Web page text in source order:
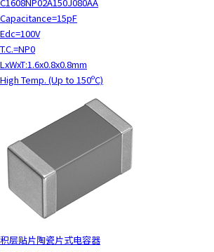
Capacitance=15pF
Edc=100V
T.C.=NP0
LxWxT:1.6x0.8x0.8mm
High Temp. (Up to 150ºC)
积层贴片陶瓷片式电容器